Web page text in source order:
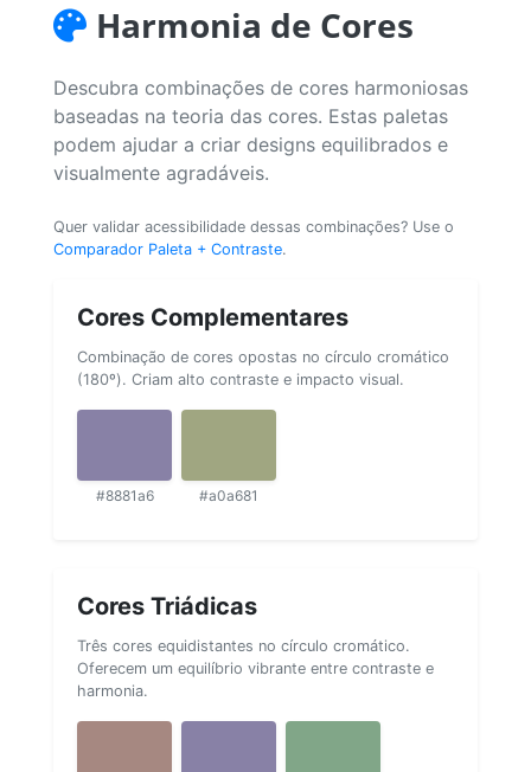
Harmonia de Cores
Descubra combinações de cores harmoniosas
baseadas na teoria das cores. Estas paletas
podem ajudar a criar designs equilibrados e
visualmente agradáveis.
Quer validar acessibilidade dessas combinações? Use o
Comparador Paleta + Contraste.
Cores Complementares
Combinação de cores opostas no círculo cromático
(180º). Criam alto contraste e impacto visual.
#8881a6 #a0a681
Cores Triádicas
Três cores equidistantes no círculo cromático.
Oferecem um equilíbrio vibrante entre contraste e
harmonia.